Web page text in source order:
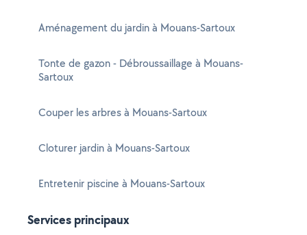
Aménagement du jardin à Mouans-Sartoux
Tonte de gazon - Débroussaillage à Mouans-
Sartoux
Couper les arbres à Mouans-Sartoux
Cloturer jardin à Mouans-Sartoux
Entretenir piscine à Mouans-Sartoux
Services principaux